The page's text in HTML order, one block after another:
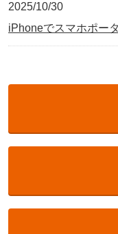
2025/10/30
iPhoneでスマホポー